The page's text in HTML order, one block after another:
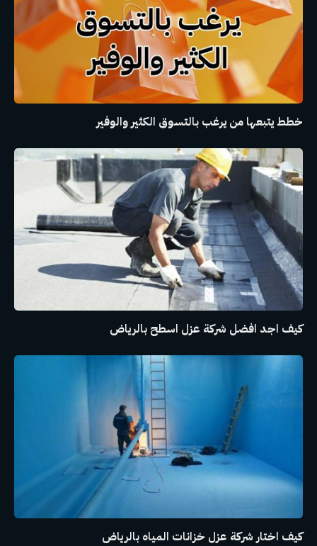
خطط يتبعها من يرغب بالتسوق الكثير والوفير
كيف اجد افضل شركة عزل اسطح بالرياض
كيف اختار شركة عزل خزانات المياه بالرياض